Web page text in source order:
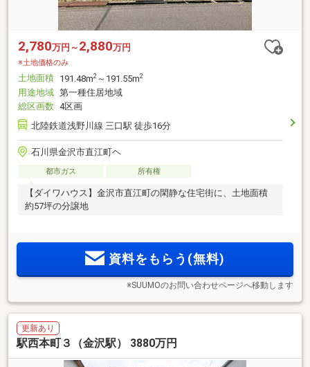
2,780万円～ 2,880万円
※土地価格のみ
土地面積 191.48m2 ～191.55m2
用途地域 第一種住居地域
総区画数 4区画
北陸鉄道浅野川線 三口駅 徒歩16分
石川県金沢市直江町ヘ
都市ガス 所有権
【ダイワハウス】金沢市直江町の閑静な住宅街に、土地面積
約57坪の分譲地
資料をもらう(無料)
※SUUMOのお問い合わせページへ移動します
更新あり
駅西本町３（金沢駅） 3880万円